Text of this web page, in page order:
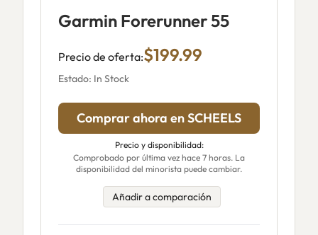
Garmin Forerunner 55
Precio de oferta:$199.99
Estado: In Stock
Comprar ahora en SCHEELS
Precio y disponibilidad:
Comprobado por última vez hace 7 horas. La
disponibilidad del minorista puede cambiar.
Añadir a comparación